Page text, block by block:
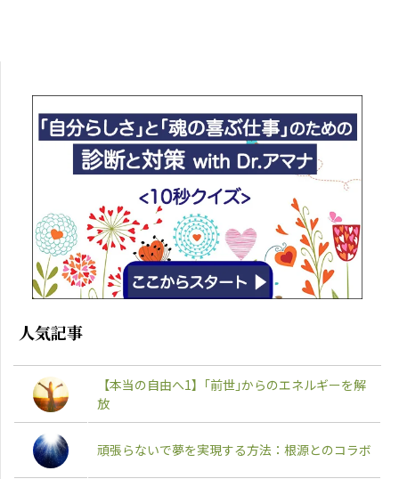
人気記事
【本当の自由へ1】｢前世｣からのエネルギーを解
放
頑張らないで夢を実現する方法：根源とのコラボ